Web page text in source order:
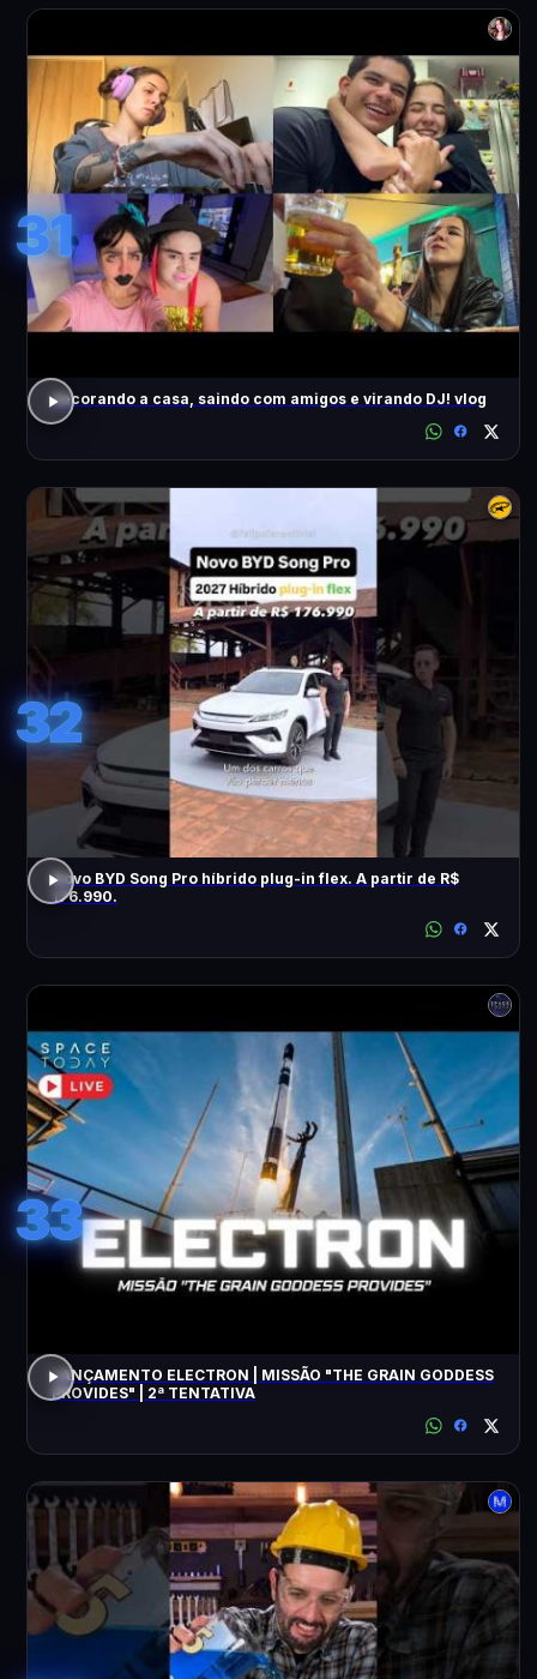
31
decorando a casa, saindo com amigos e virando DJ! vlog
32
Novo BYD Song Pro híbrido plug-in flex. A partir de R$
176.990.
33
LANÇAMENTO ELECTRON | MISSÃO "THE GRAIN GODDESS
PROVIDES" | 2ª TENTATIVA